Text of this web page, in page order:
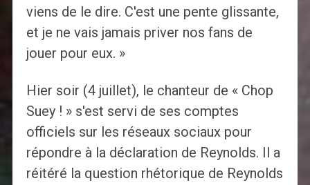
viens de le dire. C'est une pente glissante,
et je ne vais jamais priver nos fans de
jouer pour eux. »
Hier soir (4 juillet), le chanteur de « Chop
Suey ! » s'est servi de ses comptes
officiels sur les réseaux sociaux pour
répondre à la déclaration de Reynolds. Il a
réitéré la question rhétorique de Reynolds